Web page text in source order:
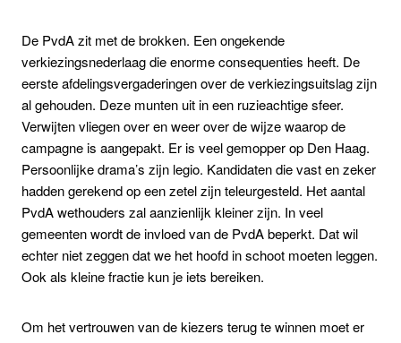
De PvdA zit met de brokken. Een ongekende
verkiezingsnederlaag die enorme consequenties heeft. De
eerste afdelingsvergaderingen over de verkiezingsuitslag zijn
al gehouden. Deze munten uit in een ruzieachtige sfeer.
Verwijten vliegen over en weer over de wijze waarop de
campagne is aangepakt. Er is veel gemopper op Den Haag.
Persoonlijke drama’s zijn legio. Kandidaten die vast en zeker
hadden gerekend op een zetel zijn teleurgesteld. Het aantal
PvdA wethouders zal aanzienlijk kleiner zijn. In veel
gemeenten wordt de invloed van de PvdA beperkt. Dat wil
echter niet zeggen dat we het hoofd in schoot moeten leggen.
Ook als kleine fractie kun je iets bereiken.
Om het vertrouwen van de kiezers terug te winnen moet er